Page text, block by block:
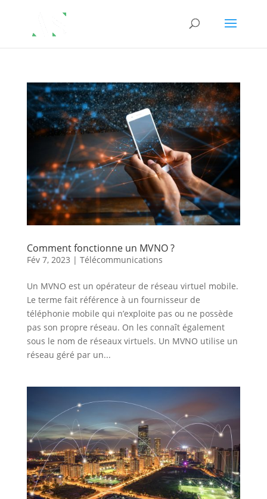
Comment fonctionne un MVNO ?
Fév 7, 2023 | Télécommunications
Un MVNO est un opérateur de réseau virtuel mobile.
Le terme fait référence à un fournisseur de
téléphonie mobile qui n’exploite pas ou ne possède
pas son propre réseau. On les connaît également
sous le nom de réseaux virtuels. Un MVNO utilise un
réseau géré par un...